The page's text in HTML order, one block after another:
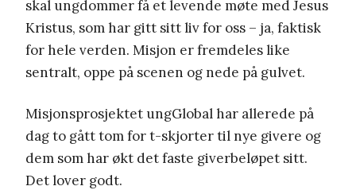
skal ungdommer få et levende møte med Jesus
Kristus, som har gitt sitt liv for oss – ja, faktisk
for hele verden. Misjon er fremdeles like
sentralt, oppe på scenen og nede på gulvet.
Misjonsprosjektet ungGlobal har allerede på
dag to gått tom for t-skjorter til nye givere og
dem som har økt det faste giverbeløpet sitt.
Det lover godt.